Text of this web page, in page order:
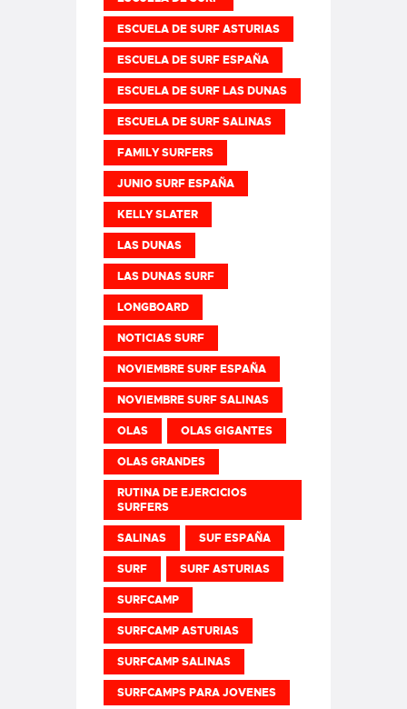
ESCUELA DE SURF ASTURIAS
ESCUELA DE SURF ESPAÑA
ESCUELA DE SURF LAS DUNAS
ESCUELA DE SURF SALINAS
FAMILY SURFERS
JUNIO SURF ESPAÑA
KELLY SLATER
LAS DUNAS
LAS DUNAS SURF
LONGBOARD
NOTICIAS SURF
NOVIEMBRE SURF ESPAÑA
NOVIEMBRE SURF SALINAS
OLAS OLAS GIGANTES
OLAS GRANDES
RUTINA DE EJERCICIOS
SURFERS
SALINAS SUF ESPAÑA
SURF SURF ASTURIAS
SURFCAMP
SURFCAMP ASTURIAS
SURFCAMP SALINAS
SURFCAMPS PARA JOVENES